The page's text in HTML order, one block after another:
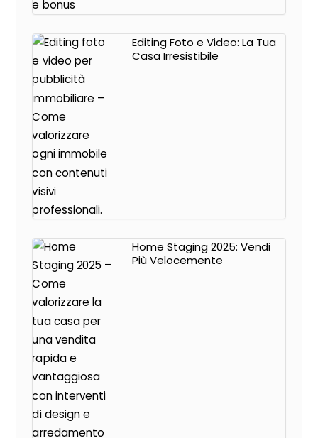
Editing Foto e Video: La Tua
Casa Irresistibile
Home Staging 2025: Vendi
Più Velocemente